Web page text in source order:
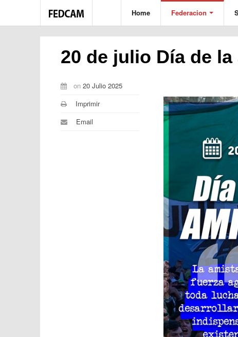
Home Federacion
20 de julio Día de
on 20 Julio 2025
Imprimir
Email